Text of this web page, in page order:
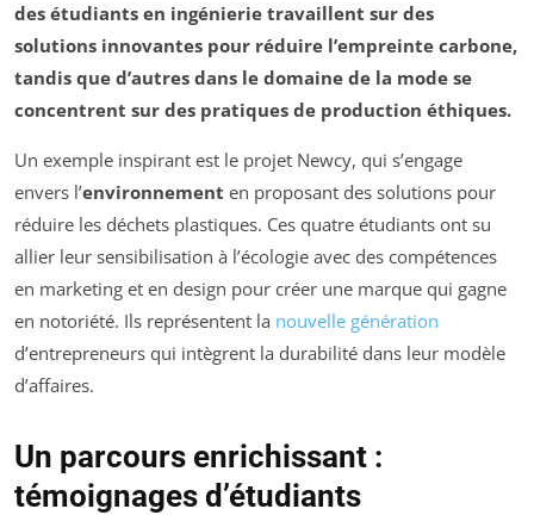
des étudiants en ingénierie travaillent sur des
solutions innovantes pour réduire l’empreinte carbone,
tandis que d’autres dans le domaine de la mode se
concentrent sur des pratiques de production éthiques.
Un exemple inspirant est le projet Newcy, qui s’engage
envers l’environnement en proposant des solutions pour
réduire les déchets plastiques. Ces quatre étudiants ont su
allier leur sensibilisation à l’écologie avec des compétences
en marketing et en design pour créer une marque qui gagne
en notoriété. Ils représentent la nouvelle génération
d’entrepreneurs qui intègrent la durabilité dans leur modèle
d’affaires.
Un parcours enrichissant :
témoignages d’étudiants